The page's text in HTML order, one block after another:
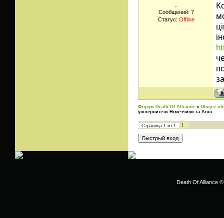
-
Сообщений: 7
Статус: Offline
Форум Death Of Alliance » Общее
університети Німеччини та Авст
Страница 1 из 1 1
Death Of Alliance